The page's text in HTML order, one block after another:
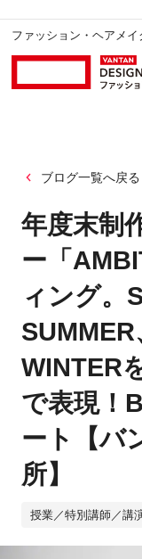
ファッション・ヘアメ
ブログ一覧へ戻る
年度末制
ー「
ィング。
SUMMER
WINTER
で表現！
ート【バ
所】
授業／特別講師／講